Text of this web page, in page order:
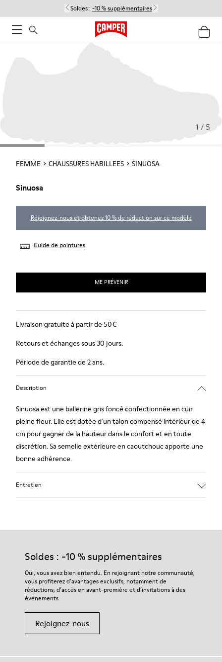
Soldes : -10 % supplémentaires
1 / 5
FEMME CHAUSSURES HABILLEES SINUOSA
Sinuosa
Rejoignez-nous et obtenez 10 % de réduction sur ce modèle
Guide de pointures
ME PRÉVENIR
Livraison gratuite à partir de 50€
Retours et échanges sous 30 jours.
Période de garantie de 2 ans.
Description
Sinuosa est une ballerine gris foncé confectionnée en cuir
pleine fleur. Elle est dotée d'un talon compensé intérieur de 4
cm pour gagner de la hauteur dans le confort et en toute
discrétion. Sa semelle extérieure en caoutchouc apporte une
bonne adhérence.
Entretien
Nos chaussures sont confectionnées à partir de matières haut
durabilité accrue de vos chaussures.
Pour obtenir des instructions détaillées sur l’entretien de
votre paire de chaussures, consultez notreguide d’entretien
Soldes : -10 % supplémentaires
Oui, vous avez bien entendu. En rejoignant notre communauté,
vous profiterez d’avantages exclusifs, notamment de
réductions, d’accès en avant-première et d’invitations à des
événements.
Rejoignez-nous